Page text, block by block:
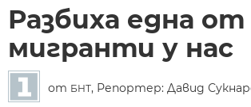
Разбиха една
мигранти у нас
от БНТ, Репортер: Давид